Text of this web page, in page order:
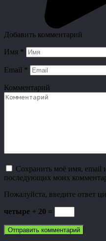
Добавить комментарий
Имя *
Email *
Комментарий
Сохранить моё имя, email
последующих моих
Пожалуйста, введите ответ
четыре + 20 =